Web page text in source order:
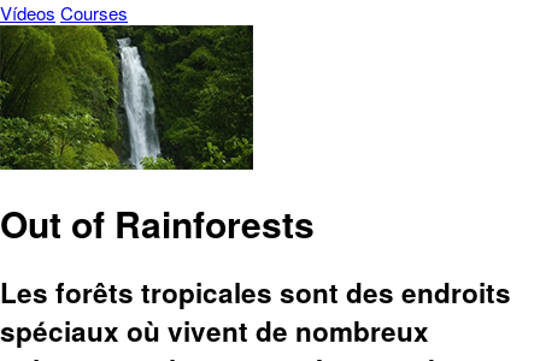
Vídeos Courses
Out of Rainforests
Les forêts tropicales sont des endroits
spéciaux où vivent de nombreux